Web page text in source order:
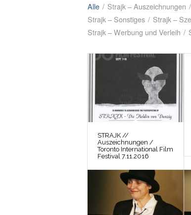
Alle / Strajk – Auszeichnungen /
Strajk – Sonstiges / Strajk –
Strajk – Werbung und Verleih /
STRAJK //
Auszeichnungen /
Toronto International Film
Festival 7.11.2016